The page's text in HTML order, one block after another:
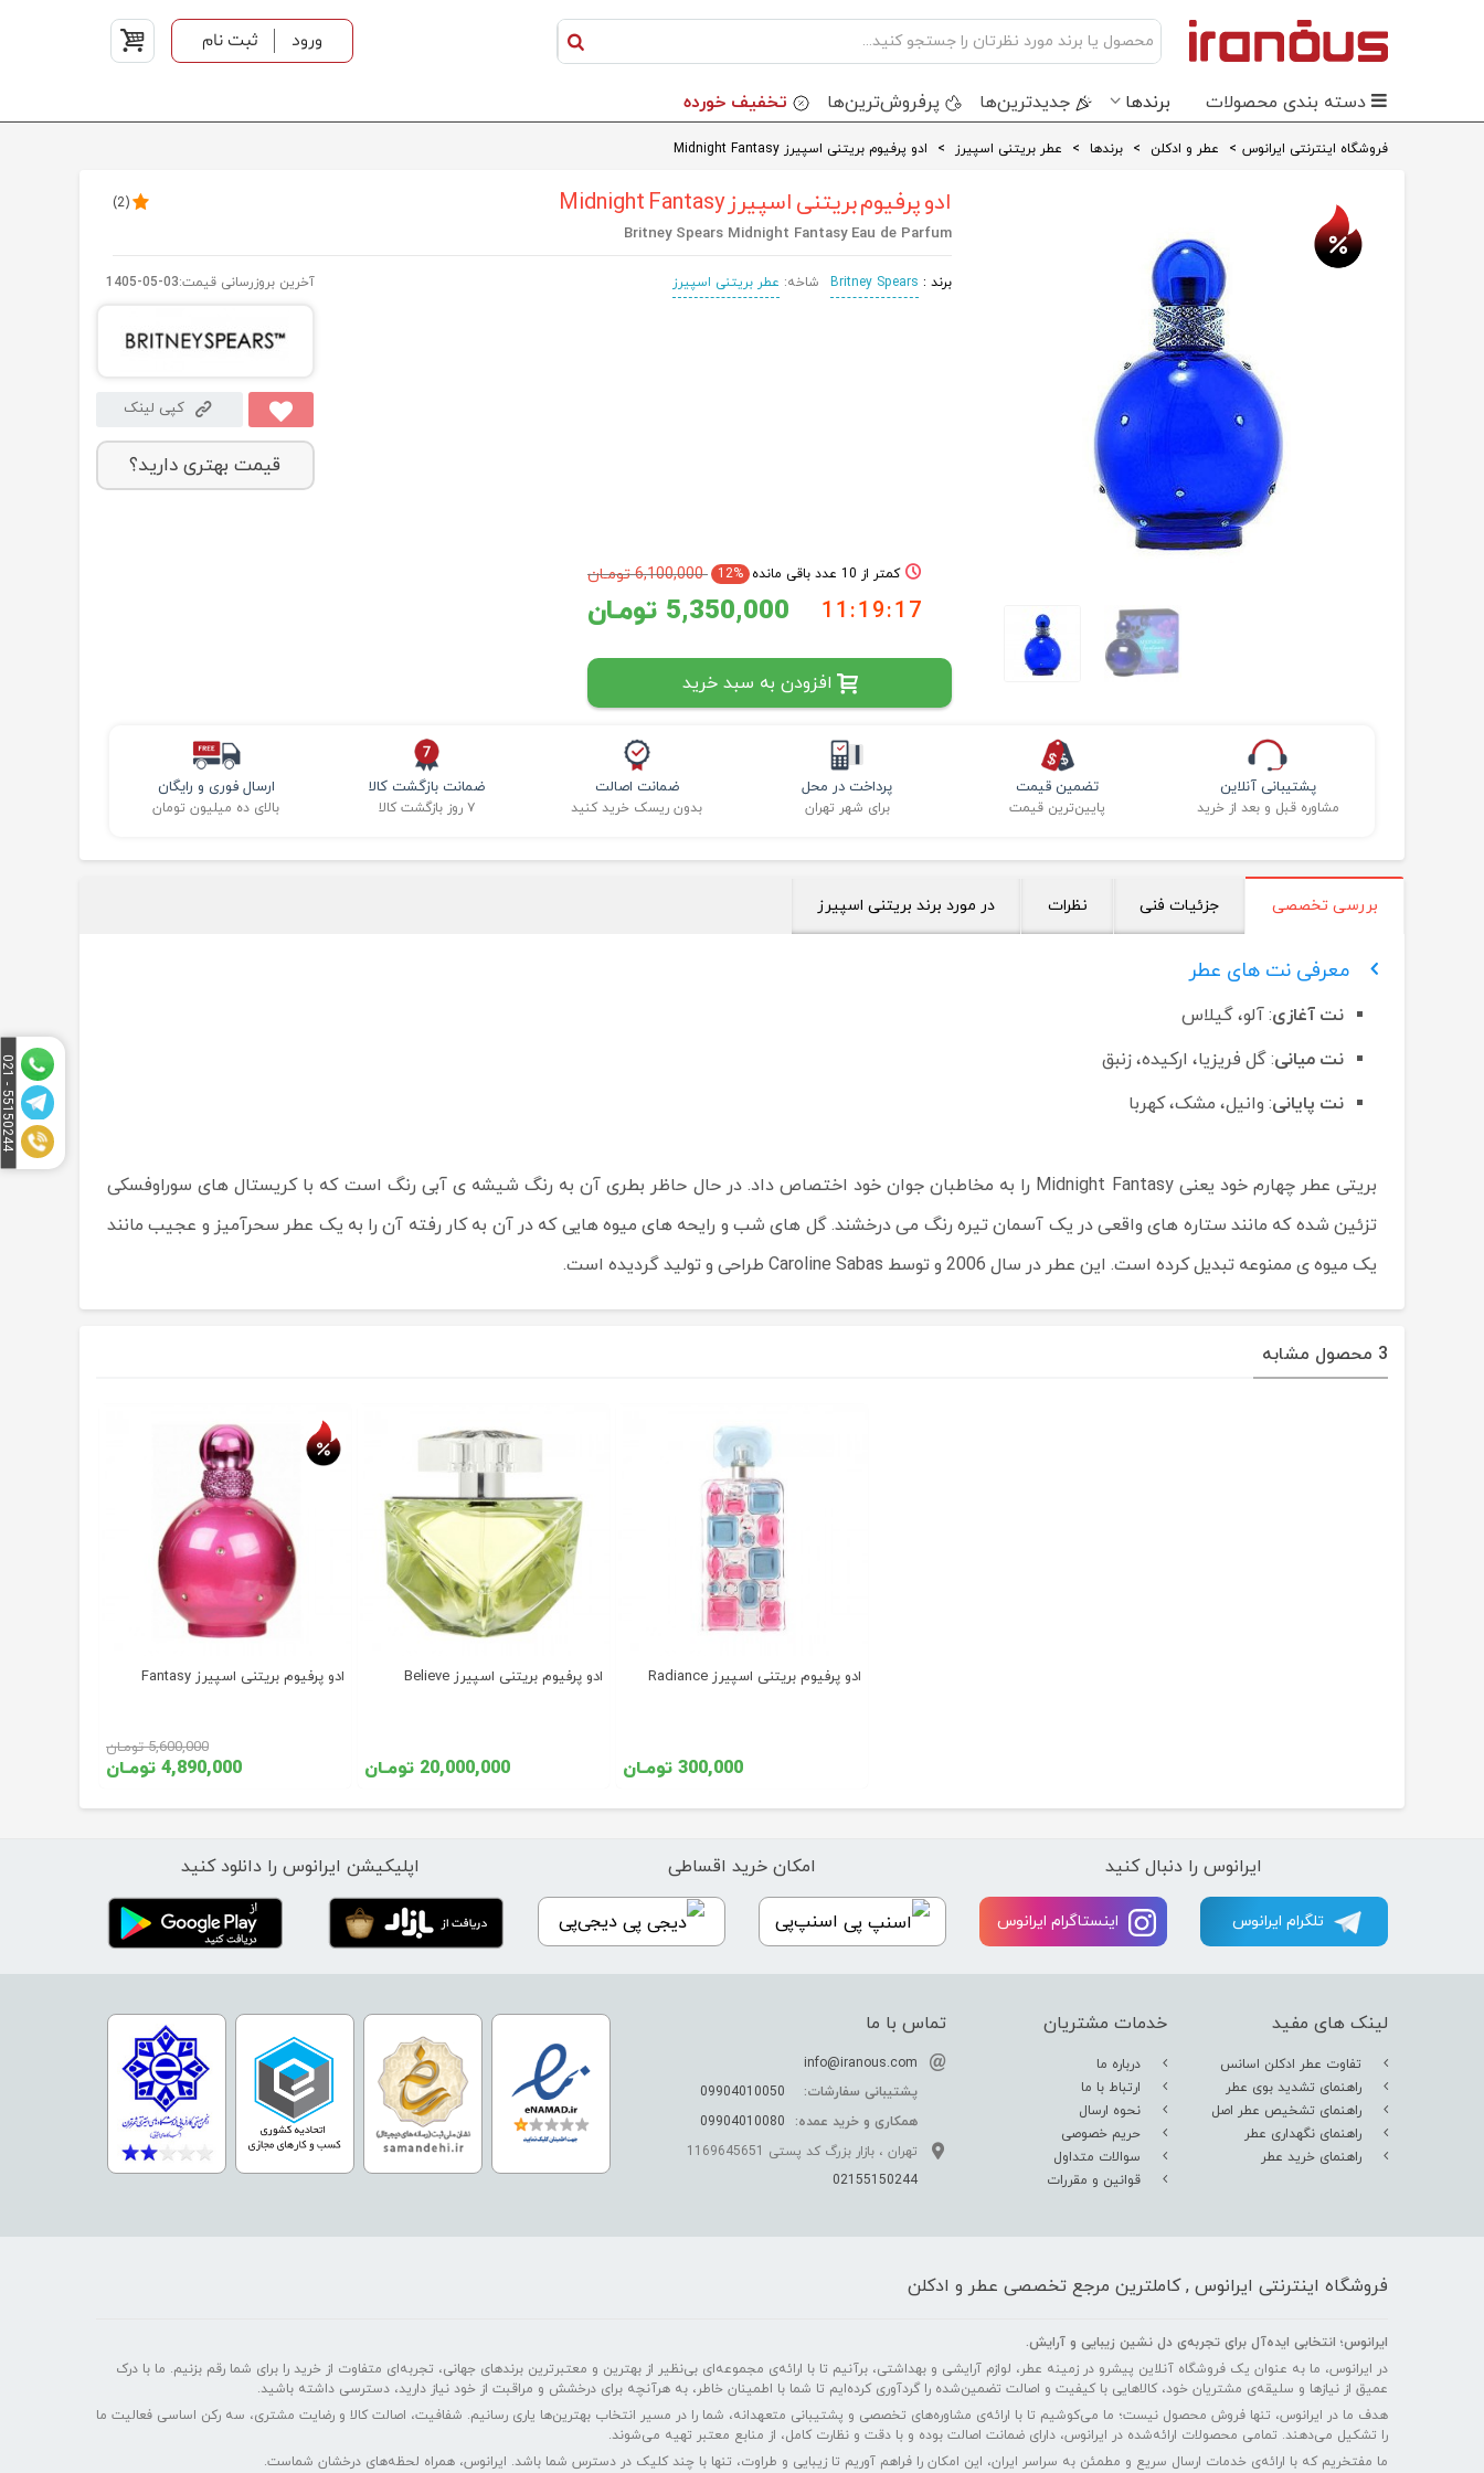
ورود ثبت نام
دسته بندی محصولات برندها جدید‌ترین‌ها پرفروش‌ترین‌ها تخفیف خورده
فروشگاه اینترنتی ایرانوس > عطر و ادکلن > برندها > عطر بریتنی اسپیرز > ادو پرفیوم بریتنی اسپيرز Midnight Fantasy
ادو پرفیوم بریتنی اسپيرز Midnight Fantasy (
2
)
Britney Spears Midnight Fantasy Eau de Parfum
برند : Britney Spears شاخه: عطر بریتنی اسپیرز
12% 6,100,000 تومـان
5,350,000 تومـان 11:19:16
کمتر از 10 عدد باقی مانده
افزودن به سبد خرید
آخرین بروزرسانی قیمت:1405-05-03
کپی لینک
قیمت بهتری دارید؟
ارسال فوری و رایگان
بالای ده میلیون تومان
ضمانت بازگشت کالا
۷ روز بازگشت کالا
ضمانت اصالت
بدون ریسک خرید کنید
پرداخت در محل
برای شهر تهران
تضمین قیمت
پایین‌ترین قیمت
پشتیبانی آنلاین
مشاوره قبل و بعد از خرید
بررسی تخصصی جزئیات فنی نظرات در مورد برند بریتنی اسپیرز
معرفی نت های عطر
نت آغازی: آلو، گیلاس
نت میانی: گل فریزیا، ارکیده، زنبق
نت پایانی: وانیل، مشک، کهربا
بریتی عطر چهارم خود یعنی Midnight Fantasy را به مخاطبان جوان خود اختصاص داد. در حال حاظر بطری آن به رنگ شیشه ی آبی رنگ است که با کریستال های سوراوفسکی
تزئین شده که مانند ستاره های واقعی در یک آسمان تیره رنگ می درخشند. گل های شب و رایحه های میوه هایی که در آن به کار رفته آن را به یک عطر سحرآمیز و عجیب مانند
یک میوه ی ممنوعه تبدیل کرده است. این عطر در سال 2006 و توسط Caroline Sabas طراحی و تولید گردیده است.
3 محصول مشابه
ادو پرفیوم بریتنی اسپيرز Fantasy
4,890,000 تومـان
5,600,000 تومـان
ادو پرفیوم بریتنی اسپيرز Believe
20,000,000 تومـان
ادو پرفیوم بریتنی اسپيرز Radiance
300,000 تومـان
ایرانوس را دنبال کنید
تلگرام ایرانوس اینستاگرام ایرانوس
امکان خرید اقساطی
اسنپ‌پی دیجی‌پی
اپلیکیشن ایرانوس را دانلود کنید
لینک های مفید
تفاوت عطر ادکلن اسانس
راهنمای تشدید بوی عطر
راهنمای تشخیص عطر اصل
راهنمای نگهداری عطر
راهنمای خرید عطر
خدمات مشتریان
درباره ما
ارتباط با ما
نحوه ارسال
حریم خصوصی
سوالات متداول
قوانین و مقررات
تماس با ما
info@iranous.com
پشتیبانی سفارشات:
09904010050
همکاری و خرید عمده:
09904010080
تهران ، بازار بزرگ کد پستی 1169645651
02155150244
فروشگاه اینترنتی ایرانوس , کاملترین مرجع تخصصی عطر و ادکلن
ایرانوس؛ انتخابی ایده‌آل برای تجربه‌ی دل‌ نشین زیبایی و آرایش.
در ایرانوس، ما به عنوان یک فروشگاه آنلاین پیشرو در زمینه عطر، لوازم آرایشی و بهداشتی، برآنیم تا با ارائه‌ی مجموعه‌ای بی‌نظیر از بهترین و معتبرترین برندهای جهانی، تجربه‌ای متفاوت از خرید را برای شما رقم بزنیم. ما با درک
عمیق از نیازها و سلیقه‌ی مشتریان خود، کالاهایی با کیفیت و اصالت تضمین‌شده را گردآوری کرده‌ایم تا شما با اطمینان خاطر، به هرآنچه برای درخشش و مراقبت از خود نیاز دارید، دسترسی داشته باشید.
هدف ما در ایرانوس، تنها فروش محصول نیست؛ ما می‌کوشیم تا با ارائه‌ی مشاوره‌های تخصصی و پشتیبانی متعهدانه، شما را در مسیر انتخاب بهترین‌ها یاری رسانیم. شفافیت، اصالت کالا و رضایت مشتری، سه رکن اساسی فعالیت ما
را تشکیل می‌دهند. تمامی محصولات ارائه‌شده در ایرانوس، دارای ضمانت اصالت بوده و با دقت و نظارت کامل، از منابع معتبر تهیه می‌شوند.
ما مفتخریم که با ارائه‌ی خدمات ارسال سریع و مطمئن به سراسر ایران، این امکان را فراهم آوریم تا زیبایی و طراوت، تنها با چند کلیک در دسترس شما باشد. ایرانوس، همراه لحظه‌های درخشان شماست.